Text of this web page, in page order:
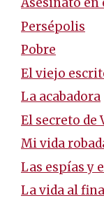
Persépolis
Pobre
El viejo
La acabadora
El secreto de
Mi vida
Las espías y
La vida al